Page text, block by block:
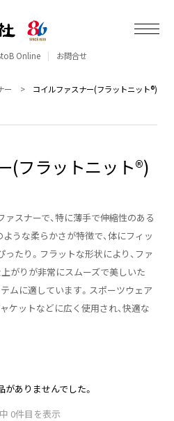
Online お問合せ
ー コイルファスナー(フラットニット®)
(フラットニット®)
スナーで、特に薄手で伸縮性のある
うな柔らかさが特徴で、体にフィッ
たり。フラットな形状により、ファ
がりが非常にスムーズで美しいた
ムに適しています。スポーツウェア
ケットなどに広く使用され、快適な
ありませんでした。
0件目を表示